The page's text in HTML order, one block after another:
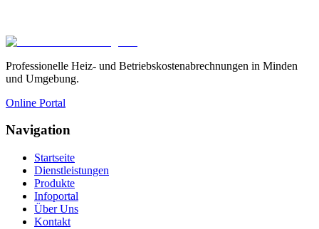
Professionelle Heiz- und Betriebskostenabrechnungen in Minden
und Umgebung.
Online Portal
Navigation
Startseite
Dienstleistungen
Produkte
Infoportal
Über Uns
Kontakt